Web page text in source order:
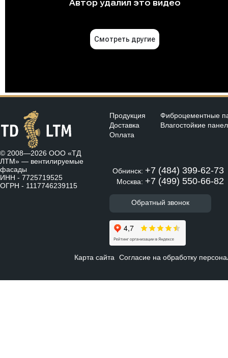
© 2008—2026 ООО «ТД
ЛТМ» — вентилируемые
фасады
ИНН - 7725719525
ОГРН - 1117746239115
Продукция
Доставка
Оплата
Фиброцементные
Влагостойкие
Обнинск: +7 (484) 399-62-73
Москва: +7 (499) 550-66-82
Обратный звонок
Карта сайта Согласие на обработку